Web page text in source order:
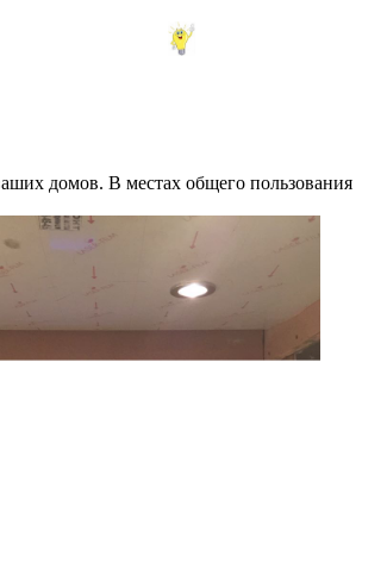
домов. В местах общего пользования